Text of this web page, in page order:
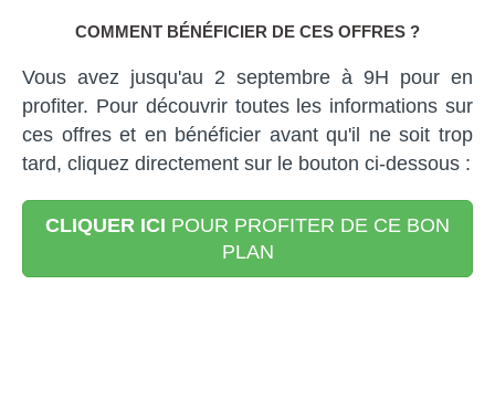
COMMENT BÉNÉFICIER DE CES OFFRES ?
Vous avez jusqu'au 2 septembre à 9H pour en
profiter. Pour découvrir toutes les informations sur
ces offres et en bénéficier avant qu'il ne soit trop
tard, cliquez directement sur le bouton ci-dessous :
CLIQUER ICI POUR PROFITER DE CE BON
PLAN